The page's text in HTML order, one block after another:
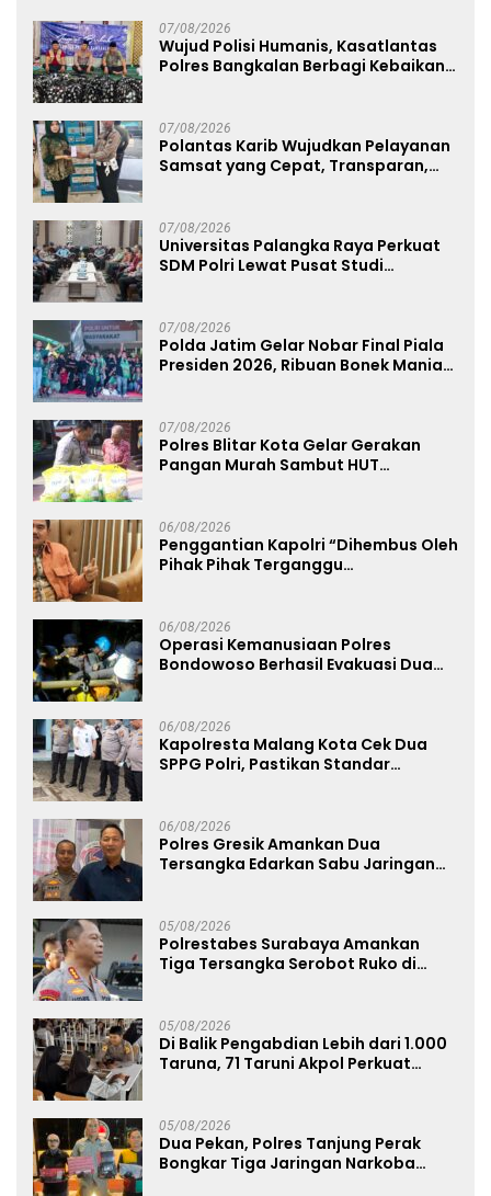
07/08/2026
Wujud Polisi Humanis, Kasatlantas
Polres Bangkalan Berbagi Kebaikan
07/08/2026
Polantas Karib Wujudkan Pelayanan
Samsat yang Cepat, Transparan,
07/08/2026
Universitas Palangka Raya Perkuat
SDM Polri Lewat Pusat Studi
07/08/2026
Polda Jatim Gelar Nobar Final Piala
Presiden 2026, Ribuan Bonek Mania
07/08/2026
Polres Blitar Kota Gelar Gerakan
Pangan Murah Sambut HUT
06/08/2026
Penggantian Kapolri “Dihembus Oleh
Pihak Pihak Terganggu
06/08/2026
Operasi Kemanusiaan Polres
Bondowoso Berhasil Evakuasi Dua
06/08/2026
Kapolresta Malang Kota Cek Dua
SPPG Polri, Pastikan Standar
06/08/2026
Polres Gresik Amankan Dua
Tersangka Edarkan Sabu Jaringan
05/08/2026
Polrestabes Surabaya Amankan
Tiga Tersangka Serobot Ruko di
05/08/2026
Di Balik Pengabdian Lebih dari 1.000
Taruna, 71 Taruni Akpol Perkuat
05/08/2026
Dua Pekan, Polres Tanjung Perak
Bongkar Tiga Jaringan Narkoba